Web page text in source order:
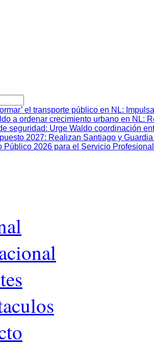
el transporte público en NL:
a ordenar crecimiento urbano en NL:
seguridad: Urge Waldo coordinación
2027: Realizan Santiago y
Público 2026 para el Servicio